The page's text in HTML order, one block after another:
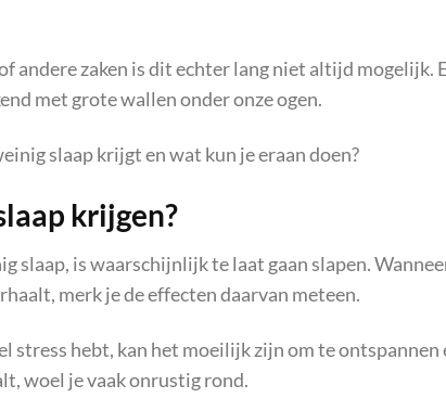
andere zaken is dit echter lang niet altijd mogelijk.
met grote wallen onder onze ogen.
slaap krijgt en wat kun je eraan doen?
krijgen?
slaap, is waarschijnlijk te laat gaan slapen.
merk je de effecten daarvan meteen.
stress hebt, kan het moeilijk zijn om te ontspannen
woel je vaak onrustig rond.